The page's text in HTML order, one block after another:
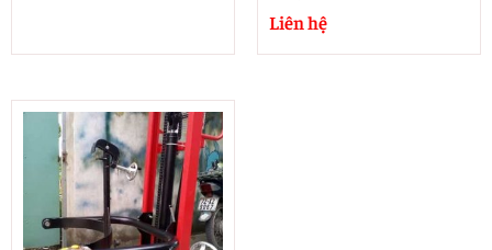
Liên hệ